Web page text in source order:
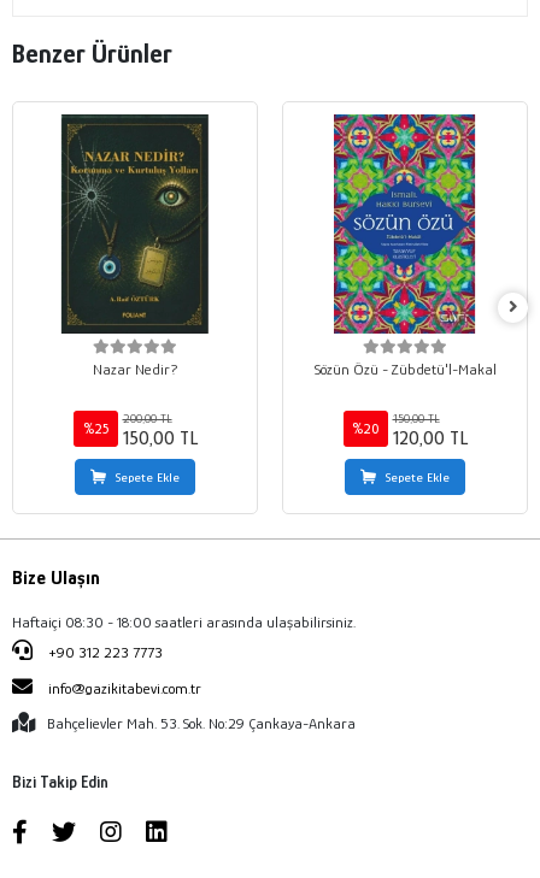
Benzer Ürünler
Nazar Nedir?
%25
200,00 TL
150,00 TL
Sepete Ekle
Sözün Özü - Zübdetü'l-Makal
%20
150,00 TL
120,00 TL
Sepete Ekle
Bize Ulaşın
Haftaiçi 08:30 - 18:00 saatleri arasında ulaşabilirsiniz.
+90 312 223 7773
info@gazikitabevi.com.tr
Bahçelievler Mah. 53. Sok. No:29 Çankaya-Ankara
Bizi Takip Edin